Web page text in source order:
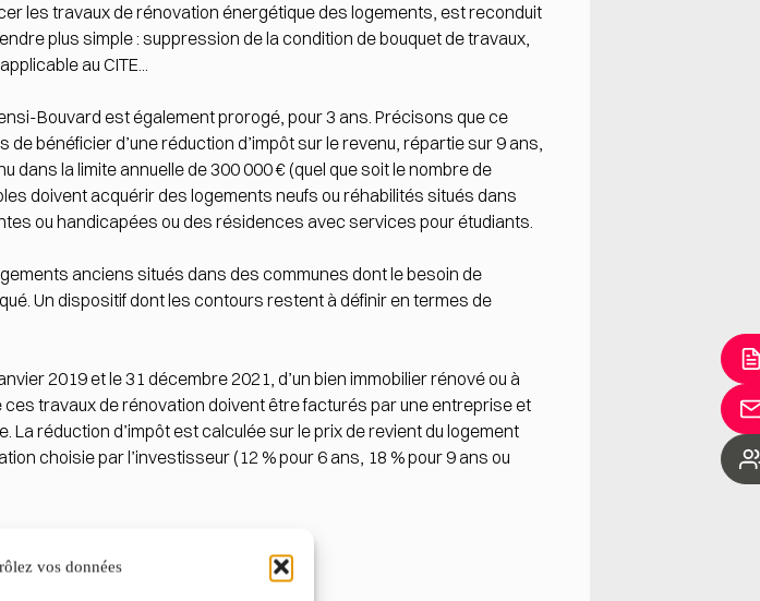
vos données
les travaux de rénovation énergétique des logements, est reconduit
plus simple : suppression de la condition de bouquet de travaux,
au CITE...
Bouvard est également prorogé, pour 3 ans. Précisons que ce
bénéficier d’une réduction d’impôt sur le revenu, répartie sur 9 ans,
dans la limite annuelle de 300 000 € (quel que soit le nombre de
doivent acquérir des logements neufs ou réhabilités situés dans
ou handicapées ou des résidences avec services pour étudiants.
anciens situés dans des communes dont le besoin de
Un dispositif dont les contours restent à définir en termes de
2019 et le 31 décembre 2021, d’un bien immobilier rénové ou à
travaux de rénovation doivent être facturés par une entreprise et
La réduction d’impôt est calculée sur le prix de revient du logement
choisie par l’investisseur (12 % pour 6 ans, 18 % pour 9 ans ou